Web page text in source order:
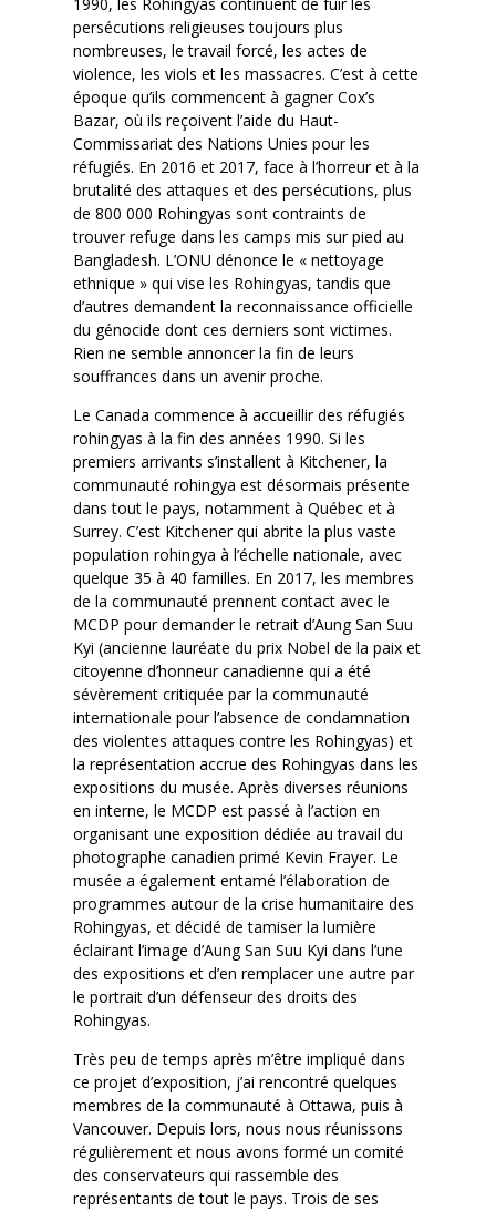
persécutions religieuses toujours plus
nombreuses, le travail forcé, les actes de
violence, les viols et les massacres. C’est à cette
époque qu’ils commencent à gagner Cox’s
Bazar, où ils reçoivent l’aide du Haut-
Commissariat des Nations Unies pour les
réfugiés. En 2016 et 2017, face à l’horreur et à la
brutalité des attaques et des persécutions, plus
de 800 000 Rohingyas sont contraints de
trouver refuge dans les camps mis sur pied au
Bangladesh. L’ONU dénonce le « nettoyage
ethnique » qui vise les Rohingyas, tandis que
d’autres demandent la reconnaissance officielle
du génocide dont ces derniers sont victimes.
Rien ne semble annoncer la fin de leurs
souffrances dans un avenir proche.
Le Canada commence à accueillir des réfugiés
rohingyas à la fin des années 1990. Si les
premiers arrivants s’installent à Kitchener, la
communauté rohingya est désormais présente
dans tout le pays, notamment à Québec et à
Surrey. C’est Kitchener qui abrite la plus vaste
population rohingya à l’échelle nationale, avec
quelque 35 à 40 familles. En 2017, les membres
de la communauté prennent contact avec le
MCDP pour demander le retrait d’Aung San Suu
Kyi (ancienne lauréate du prix Nobel de la paix et
citoyenne d’honneur canadienne qui a été
sévèrement critiquée par la communauté
internationale pour l’absence de condamnation
des violentes attaques contre les Rohingyas) et
la représentation accrue des Rohingyas dans les
expositions du musée. Après diverses réunions
en interne, le MCDP est passé à l’action en
organisant une exposition dédiée au travail du
photographe canadien primé Kevin Frayer. Le
musée a également entamé l’élaboration de
programmes autour de la crise humanitaire des
Rohingyas, et décidé de tamiser la lumière
éclairant l’image d’Aung San Suu Kyi dans l’une
des expositions et d’en remplacer une autre par
le portrait d’un défenseur des droits des
Rohingyas.
Très peu de temps après m’être impliqué dans
ce projet d’exposition, j’ai rencontré quelques
membres de la communauté à Ottawa, puis à
Vancouver. Depuis lors, nous nous réunissons
régulièrement et nous avons formé un comité
des conservateurs qui rassemble des
représentants de tout le pays. Trois de ses